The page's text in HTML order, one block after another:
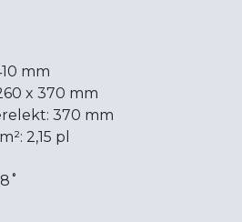
mm
x 370 mm
370 mm
2,15 pl